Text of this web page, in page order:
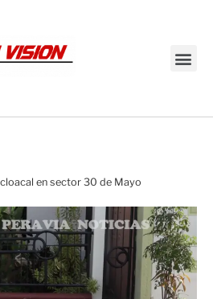
en sector 30 de Mayo